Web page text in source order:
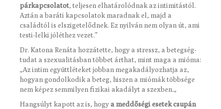
párkapcsolatot, teljesen elhatárolódnak az intimitástól.
Aztán a baráti kapcsolatok maradnak el, majd a
családtól is elszigetelődnek. Ez nyilván nem olyan út, ami
testi-lelki jóléthez vezet.”
Dr. Katona Renáta hozzátette, hogy a stressz, a betegség-
tudat a szexualitásban többet árthat, mint maga a mióma:
„Az intim együttléteket jobban megakadályozhatja az,
hogyan gondolkodik a beteg, hiszen a miómák többsége
nem képez semmilyen fizikai akadályt a szexben.„
Hangsúlyt kapott az is, hogya meddőségi esetek csupán